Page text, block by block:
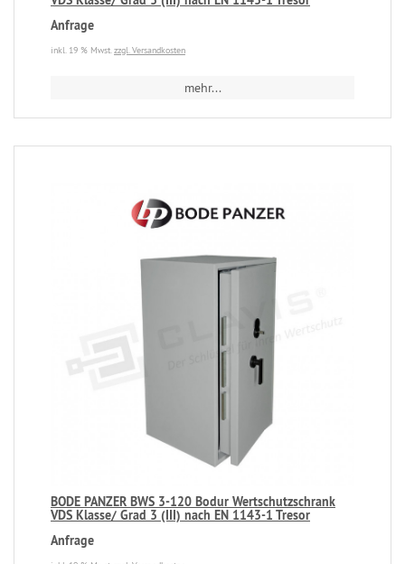
Anfrage
inkl. 19 % Mwst.zzgl. Versandkosten
mehr...
BODE PANZER BWS 3-120 Bodur Wertschutzschrank
VDS Klasse/ Grad 3 (III) nach EN 1143-1 Tresor
Anfrage